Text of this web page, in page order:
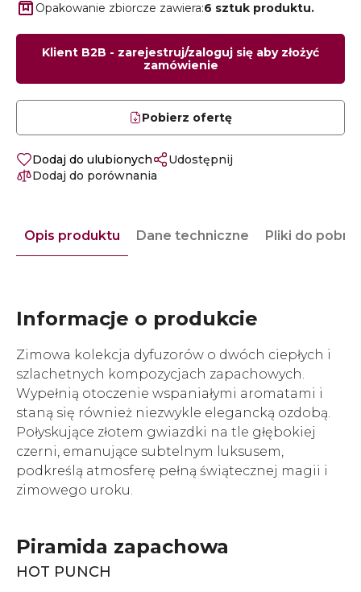
Opakowanie zbiorcze zawiera:6 sztuk produktu.
Klient B2B - zarejestruj/zaloguj się aby złożyć
zamówienie
Pobierz ofertę
Dodaj do ulubionych
Udostępnij
Dodaj do porównania
Opis produktu Dane techniczne Pliki do
Informacje o produkcie
Zimowa kolekcja dyfuzorów o dwóch ciepłych i
szlachetnych kompozycjach zapachowych.
Wypełnią otoczenie wspaniałymi aromatami i
staną się również niezwykle elegancką ozdobą.
Połyskujące złotem gwiazdki na tle głębokiej
czerni, emanujące subtelnym luksusem,
podkreślą atmosferę pełną świątecznej magii i
zimowego uroku.
Piramida zapachowa
HOT PUNCH